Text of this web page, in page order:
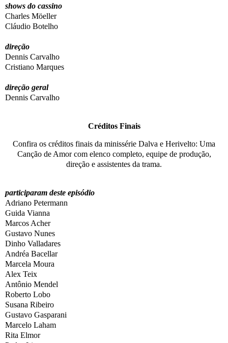
shows do cassino
Charles Möeller
Cláudio Botelho
direção
Dennis Carvalho
Cristiano Marques
direção geral
Dennis Carvalho
Créditos Finais
Confira os créditos finais da minissérie Dalva e Herivelto: Uma
Canção de Amorcom elenco completo, equipe de produção,
direção e assistentes da trama.
participaram deste episódio
Adriano Petermann
Guida Vianna
Marcos Acher
Gustavo Nunes
Dinho Valladares
Andréa Bacellar
Marcela Moura
Alex Teix
Antônio Mendel
Roberto Lobo
Susana Ribeiro
Gustavo Gasparani
Marcelo Laham
Rita Elmor